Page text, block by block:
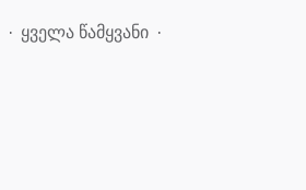
ყველა წამყვანი